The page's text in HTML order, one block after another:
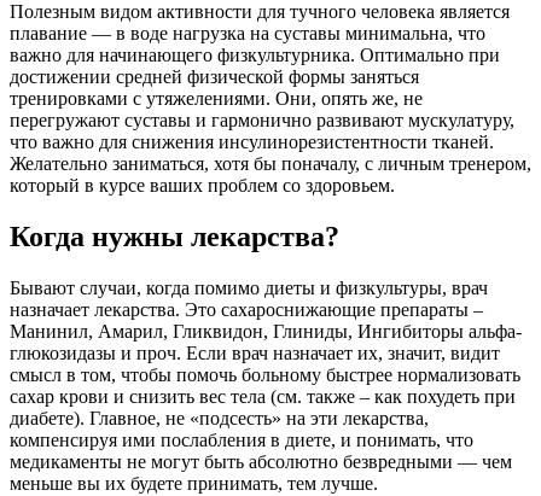
Полезным видом активности для тучного человека является
плавание — в воде нагрузка на суставы минимальна, что
важно для начинающего физкультурника. Оптимально при
достижении средней физической формы заняться
тренировками с утяжелениями. Они, опять же, не
перегружают суставы и гармонично развивают мускулатуру,
что важно для снижения инсулинорезистентности тканей.
Желательно заниматься, хотя бы поначалу, с личным тренером,
который в курсе ваших проблем со здоровьем.
Когда нужны лекарства?
Бывают случаи, когда помимо диеты и физкультуры, врач
назначает лекарства. Это сахароснижающие препараты –
Манинил, Амарил, Гликвидон, Глиниды, Ингибиторы альфа-
глюкозидазы и проч. Если врач назначает их, значит, видит
смысл в том, чтобы помочь больному быстрее нормализовать
сахар крови и снизить вес тела (см. также – как похудеть при
диабете). Главное, не «подсесть» на эти лекарства,
компенсируя ими послабления в диете, и понимать, что
медикаменты не могут быть абсолютно безвредными — чем
меньше вы их будете принимать, тем лучше.